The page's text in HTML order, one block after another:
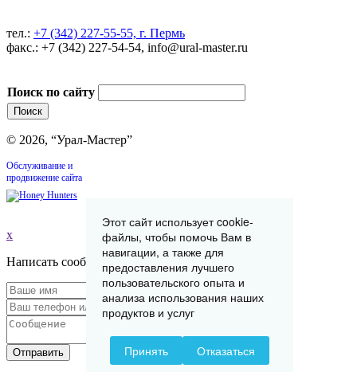
тел.: +7 (342) 227-55-55, г. Пермь
факс.: +7 (342) 227-54-54, info@ural-master.ru
Поиск по сайту
© 2026, “Урал-Мастер”
Обслуживание и
продвижение сайта
x
Написать сообщение
Отправить
Этот сайт использует cookie-
файлы, чтобы помочь Вам в
навигации, а также для
предоставления лучшего
пользовательского опыта и
анализа использования наших
продуктов и услуг
Принять Отказаться